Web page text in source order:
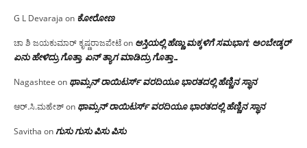
G L Devaraja on ಕೋರೋಣ
ಚಾ ಶಿ ಜಯಕುಮಾರ್ ಕೃಷ್ಣರಾಜಪೇಟೆon ಆಸ್ತಿಯಲ್ಲಿ ಹೆಣ್ಣು ಮಕ್ಕಳಿಗೆ ಸಮಭಾಗ; ಅಂಬೇಡ್ಕರ್
ಏನು ಹೇಳಿದ್ರು ಗೊತ್ತಾ, ಏನ್ ತ್ಯಾಗ ಮಾಡಿದ್ರು ಗೊತ್ತಾ…
Nagashtee on ಥಾಮ್ಸನ್ ರಾಯಿಟರ್ಸ್ ವರದಿಯೂ ಭಾರತದಲ್ಲಿ ಹೆಣ್ಣಿನ ಸ್ಥಾನ‌
ಆರ್.ಸಿ.ಮಹೇಶ್on ಥಾಮ್ಸನ್ ರಾಯಿಟರ್ಸ್ ವರದಿಯೂ ಭಾರತದಲ್ಲಿ ಹೆಣ್ಣಿನ ಸ್ಥಾನ‌
Savitha onಗುಸು ಗುಸು ಪಿಸು ಪಿಸು